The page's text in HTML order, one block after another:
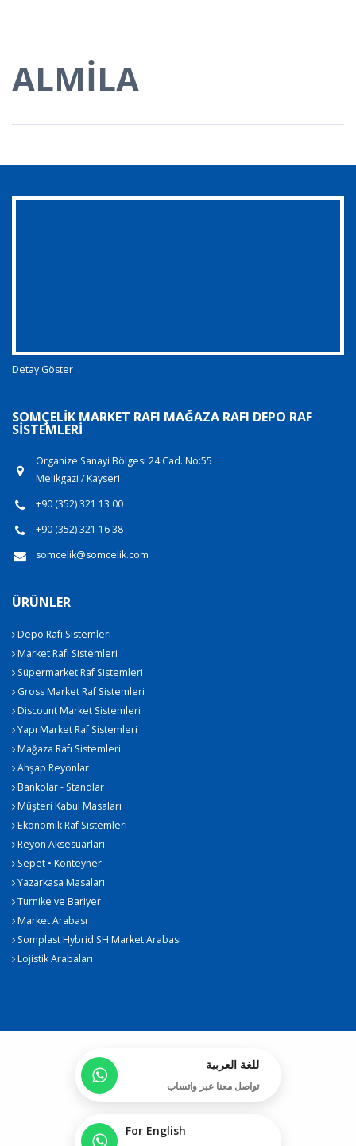
ALMİLA
Detay Göster
SOMÇELIK MARKET RAFI MAĞAZA RAFI DEPO RAF
SISTEMLERI
Organize Sanayi Bölgesi 24.Cad. No:55
Melikgazi / Kayseri
+90 (352) 321 13 00
+90 (352) 321 16 38
somcelik@somcelik.com
ÜRÜNLER
Depo Rafı Sistemleri
Market Rafı Sistemleri
Süpermarket Raf Sistemleri
Gross Market Raf Sistemleri
Discount Market Sistemleri
Yapı Market Raf Sistemleri
Mağaza Rafı Sistemleri
Ahşap Reyonlar
Bankolar - Standlar
Müşteri Kabul Masaları
Ekonomik Raf Sistemleri
Reyon Aksesuarları
Sepet • Konteyner
Yazarkasa Masaları
Turnike ve Bariyer
Market Arabası
Somplast Hybrid SH Market Arabası
Lojistik Arabaları
للغة العربية
تواصل معنا عبر واتساب
For English